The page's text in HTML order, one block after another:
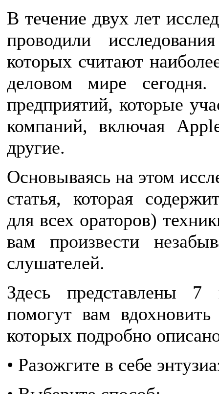
В течение двух лет
проводили
которых считают
деловом мире
предприятий, которые
компаний, включая
другие.
Основываясь на этом
статья, которая
для всех ораторов)
вам произвести
слушателей.
Здесь представлены 7
помогут вам
которых подробно
• Разожгите в себе